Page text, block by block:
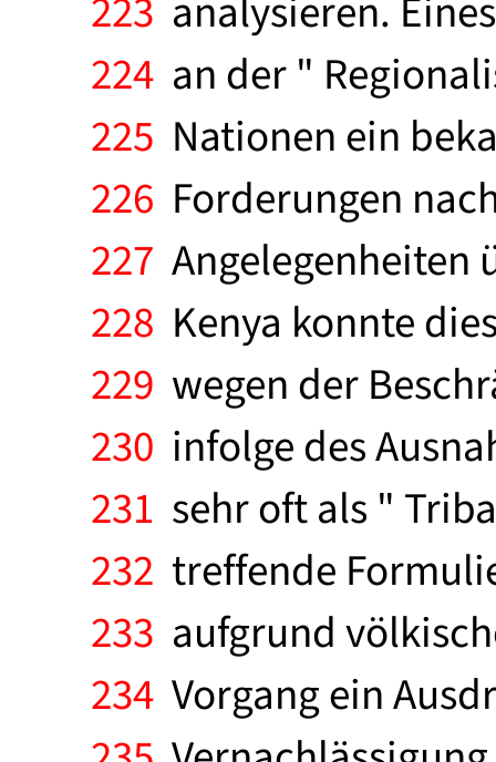
223 analysieren.
224 an der "
225 Nationen ein
226 Forderungen
227
228 Kenya konnte
229 wegen der
230 infolge des
231 sehr oft als "
232 treffende
233 aufgrund
234 Vorgang ein